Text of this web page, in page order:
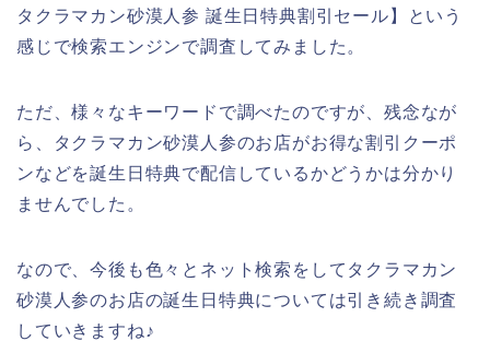
タクラマカン砂漠人参 誕生日特典割引セール】という
感じで検索エンジンで調査してみました。
ただ、様々なキーワードで調べたのですが、残念なが
ら、タクラマカン砂漠人参のお店がお得な割引クーポ
ンなどを誕生日特典で配信しているかどうかは分かり
ませんでした。
なので、今後も色々とネット検索をしてタクラマカン
砂漠人参のお店の誕生日特典については引き続き調査
していきますね♪